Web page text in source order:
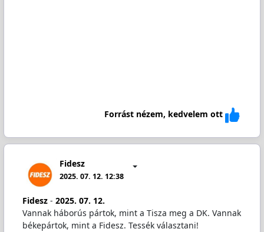
Forrást nézem, kedvelem ott
Fidesz
2025. 07. 12. 12:38
Fidesz- 2025. 07. 12.
Vannak háborús pártok, mint a Tisza meg a DK. Vannak
békepártok, mint a Fidesz. Tessék választani!